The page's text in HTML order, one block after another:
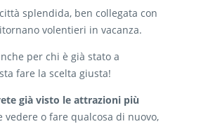
splendida, ben collegata con
volentieri in vacanza.
per chi è già stato a
fare la scelta giusta!
già visto le attrazioni più
vedere o fare qualcosa di nuovo,